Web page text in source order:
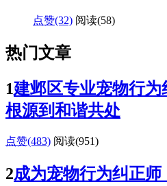
点赞(32) 阅读(58)
热门文章
1建邺区专业宠物行
根源到和谐共处
点赞(483) 阅读(951)
2成为宠物行为纠正